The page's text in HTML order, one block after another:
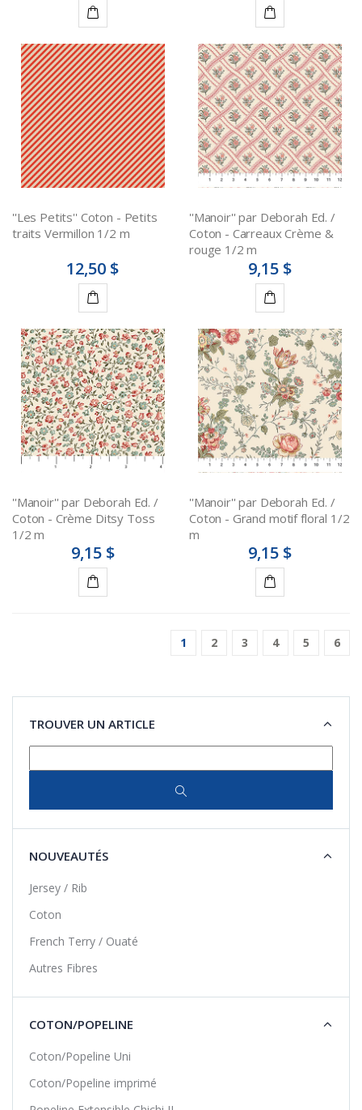
Ajouter
au
panier
Ajouter
au
panier
''Les Petits'' Coton - Petits
traits Vermillon 1/2 m
12,50 $
au
panier
''Manoir'' par Deborah Ed. /
Coton - Carreaux Crème &
rouge 1/2 m
9,15 $
au
panier
''Manoir'' par Deborah Ed. /
Coton - Crème Ditsy Toss
1/2 m
9,15 $
''Manoir'' par Deborah Ed. /
Coton - Grand motif floral 1/2
m
9,15 $
1 2 3 4 5 6
TROUVER UN ARTICLE
NOUVEAUTÉS
Jersey / Rib
Coton
French Terry / Ouaté
Autres Fibres
COTON/POPELINE
Coton/Popeline Uni
Coton/Popeline imprimé